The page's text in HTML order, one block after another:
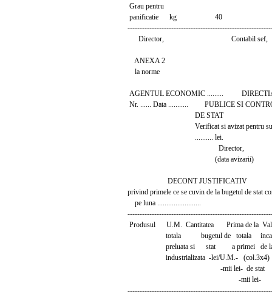
Grau pentru
panificatie kg 40
Director, Contabil sef,
ANEXA 2
la norme
AGENTUL ECONOMIC .........
Nr. ...... Data ........... PUBLICE SI
DE STAT
Verificat si avizat pentru suma
.......... lei.
Director,
(data avizarii)
DECONT JUSTIFICATIV
privind primele ce se cuvin de la bugetul de stat
pe luna ........................
Produsul U.M. Cantitatea Prima de la
totala bugetul de totala
preluata si stat a primei de
industrializata -lei/U.M.- (col.3x4)
-mii lei- de stat
-mii lei-